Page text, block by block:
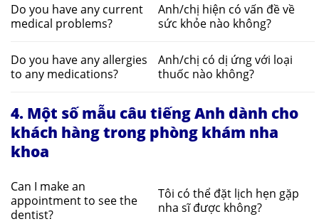
Do you have any current
medical problems?
Anh/chị hiện có vấn đề về
sức khỏe nào không?
Do you have any allergies
to any medications?
Anh/chị có dị ứng với loại
thuốc nào không?
4. Một số mẫu câu tiếng Anh dành cho
khách hàng trong phòng khám nha
khoa
Can I make an
appointment to see the
dentist?
Tôi có thể đặt lịch hẹn gặp
nha sĩ được không?